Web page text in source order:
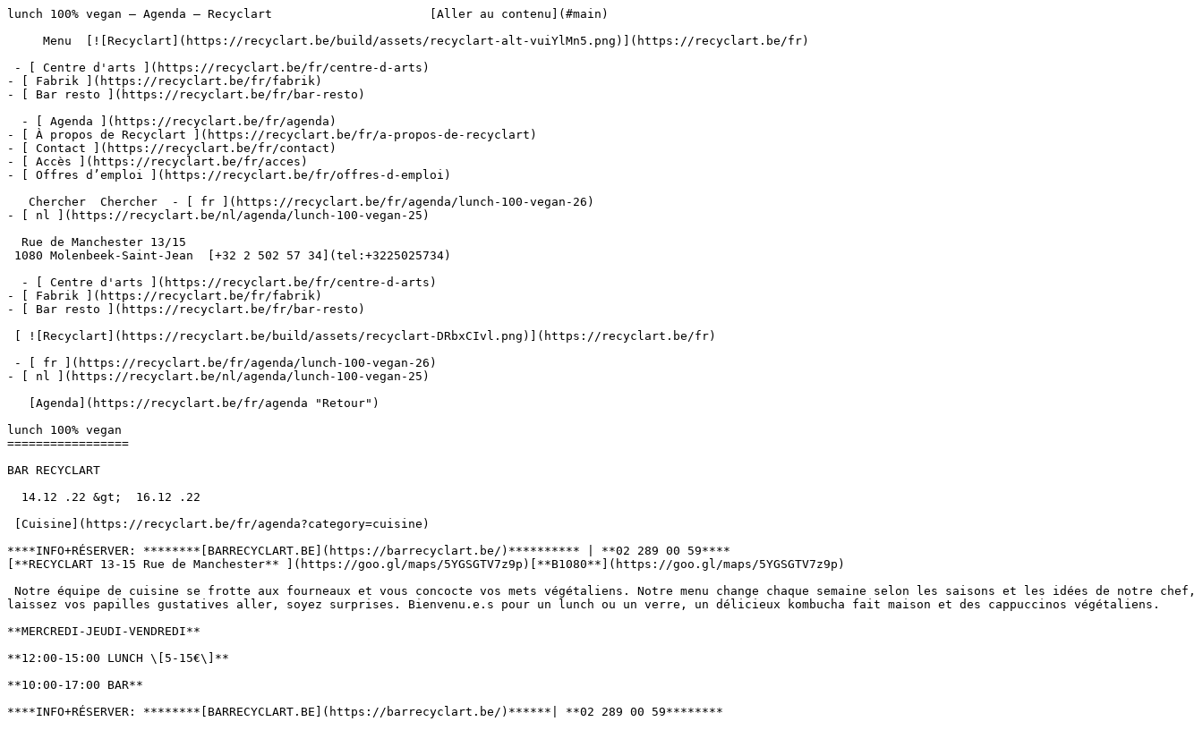
lunch 100% vegan – Agenda – Recyclart                      [Aller au contenu](#main)
- [ Fabrik ](https://recyclart.be/fr/fabrik)
- [ Bar resto ](https://recyclart.be/fr/bar-resto)
- [ À propos de Recyclart ](https://recyclart.be/fr/a-propos-de-recyclart)
- [ Contact ](https://recyclart.be/fr/contact)
- [ Accès ](https://recyclart.be/fr/acces)
- [ Offres d’emploi ](https://recyclart.be/fr/offres-d-emploi)
- [ nl ](https://recyclart.be/nl/agenda/lunch-100-vegan-25)
- [ Fabrik ](https://recyclart.be/fr/fabrik)
- [ Bar resto ](https://recyclart.be/fr/bar-resto)
- [ nl ](https://recyclart.be/nl/agenda/lunch-100-vegan-25)
lunch 100% vegan
=================
BAR RECYCLART
****INFO+RÉSERVER: ********[BARRECYCLART.BE](https://barrecyclart.be/)********** | **02 289 00 59****
[**RECYCLART 13-15 Rue de Manchester** ](https://goo.gl/maps/5YGSGTV7z9p)[**B1080**](https://goo.gl/maps/5YGSGTV7z9p)
laissez vos papilles gustatives aller, soyez surprises. Bienvenu.e.s pour un lunch ou un verre, un délicieux kombucha fait maison et des cappuccinos végétaliens.
**MERCREDI-JEUDI-VENDREDI**
**12:00-15:00 LUNCH \[5-15€\]**
**10:00-17:00 BAR**
****INFO+RÉSERVER: ********[BARRECYCLART.BE](https://barrecyclart.be/)******| **02 289 00 59********